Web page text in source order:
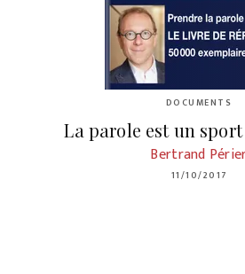
DOCUMENTS
La parole est un
Bertrand
11/10/2017